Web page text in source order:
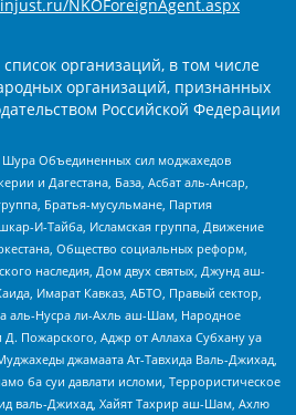
NKOForeignAgent.aspx
организаций, в том числе
организаций, признанных
Российской Федерации
Объединенных сил моджахедов
и Дагестана, База, Асбат аль-Ансар,
Братья-мусульмане, Партия
И-Тайба, Исламская группа, Движение
Общество социальных реформ,
наследия, Дом двух святых, Джунд аш-
Имарат Кавказ, АБТО, Правый сектор,
аль-Нусра ли-Ахль аш-Шам, Народное
Пожарского, Аджр от Аллаха Субхану уа
джамаата Ат-Тавхида Валь-Джихад,
ба суи давлати исломи, Террористическое
валь-Джихад, Хайят Тахрир аш-Шам, Ахлю